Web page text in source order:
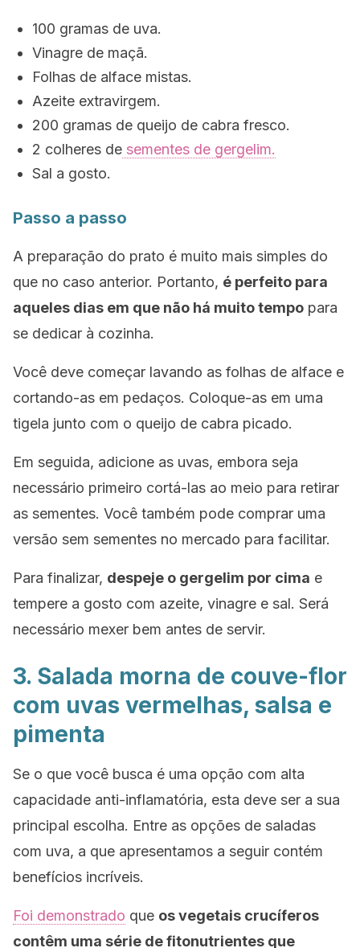
100 gramas de uva.
Vinagre de maçã.
Folhas de alface mistas.
Azeite extravirgem.
200 gramas de queijo de cabra fresco.
2 colheres de sementes de gergelim.
Sal a gosto.
Passo a passo
A preparação do prato é muito mais simples do
que no caso anterior. Portanto, é perfeito para
aqueles dias em que não há muito tempo para
se dedicar à cozinha.
Você deve começar lavando as folhas de alface e
cortando-as em pedaços. Coloque-as em uma
tigela junto com o queijo de cabra picado.
Em seguida, adicione as uvas, embora seja
necessário primeiro cortá-las ao meio para retirar
as sementes. Você também pode comprar uma
versão sem sementes no mercado para facilitar.
Para finalizar, despeje o gergelim por cima e
tempere a gosto com azeite, vinagre e sal. Será
necessário mexer bem antes de servir.
3. Salada morna de couve-flor
com uvas vermelhas, salsa e
pimenta
Se o que você busca é uma opção com alta
capacidade anti-inflamatória, esta deve ser a sua
principal escolha. Entre as opções de saladas
com uva, a que apresentamos a seguir contém
benefícios incríveis.
Foi demonstrado que os vegetais crucíferos
contêm uma série de fitonutrientes que